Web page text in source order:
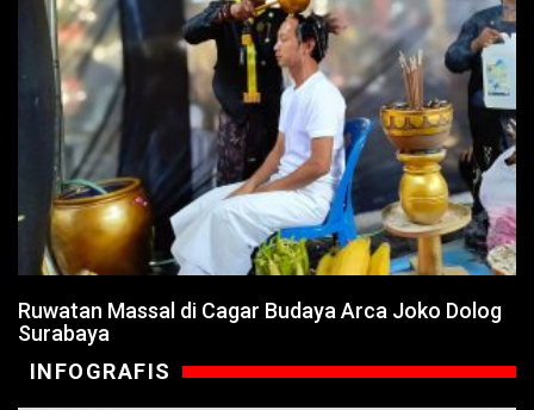
Ruwatan Massal di Cagar Budaya Arca Joko Dolog
Surabaya
INFOGRAFIS